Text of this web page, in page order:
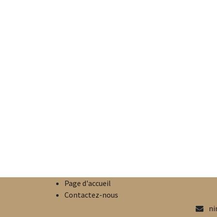
Page d'accueil
Contactez-nous